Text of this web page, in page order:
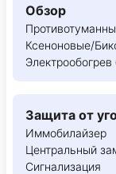
Обзор
Ксеноновые/
Защита от
Иммобилайзер
Центральный
Сигнализация